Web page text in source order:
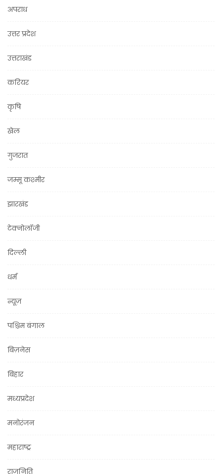
अपराध
उत्तर प्रदेश
उत्तराखंड
करियर
कृषि
खेल
गुजरात
जम्मू कश्मीर
झारखंड
टेक्नोलॉजी
दिल्ली
धर्म
न्यूज़
पश्चिम बंगाल
बिज़नेस
बिहार
मध्यप्रदेश
मनोरंजन
महाराष्ट्र
राजनिति